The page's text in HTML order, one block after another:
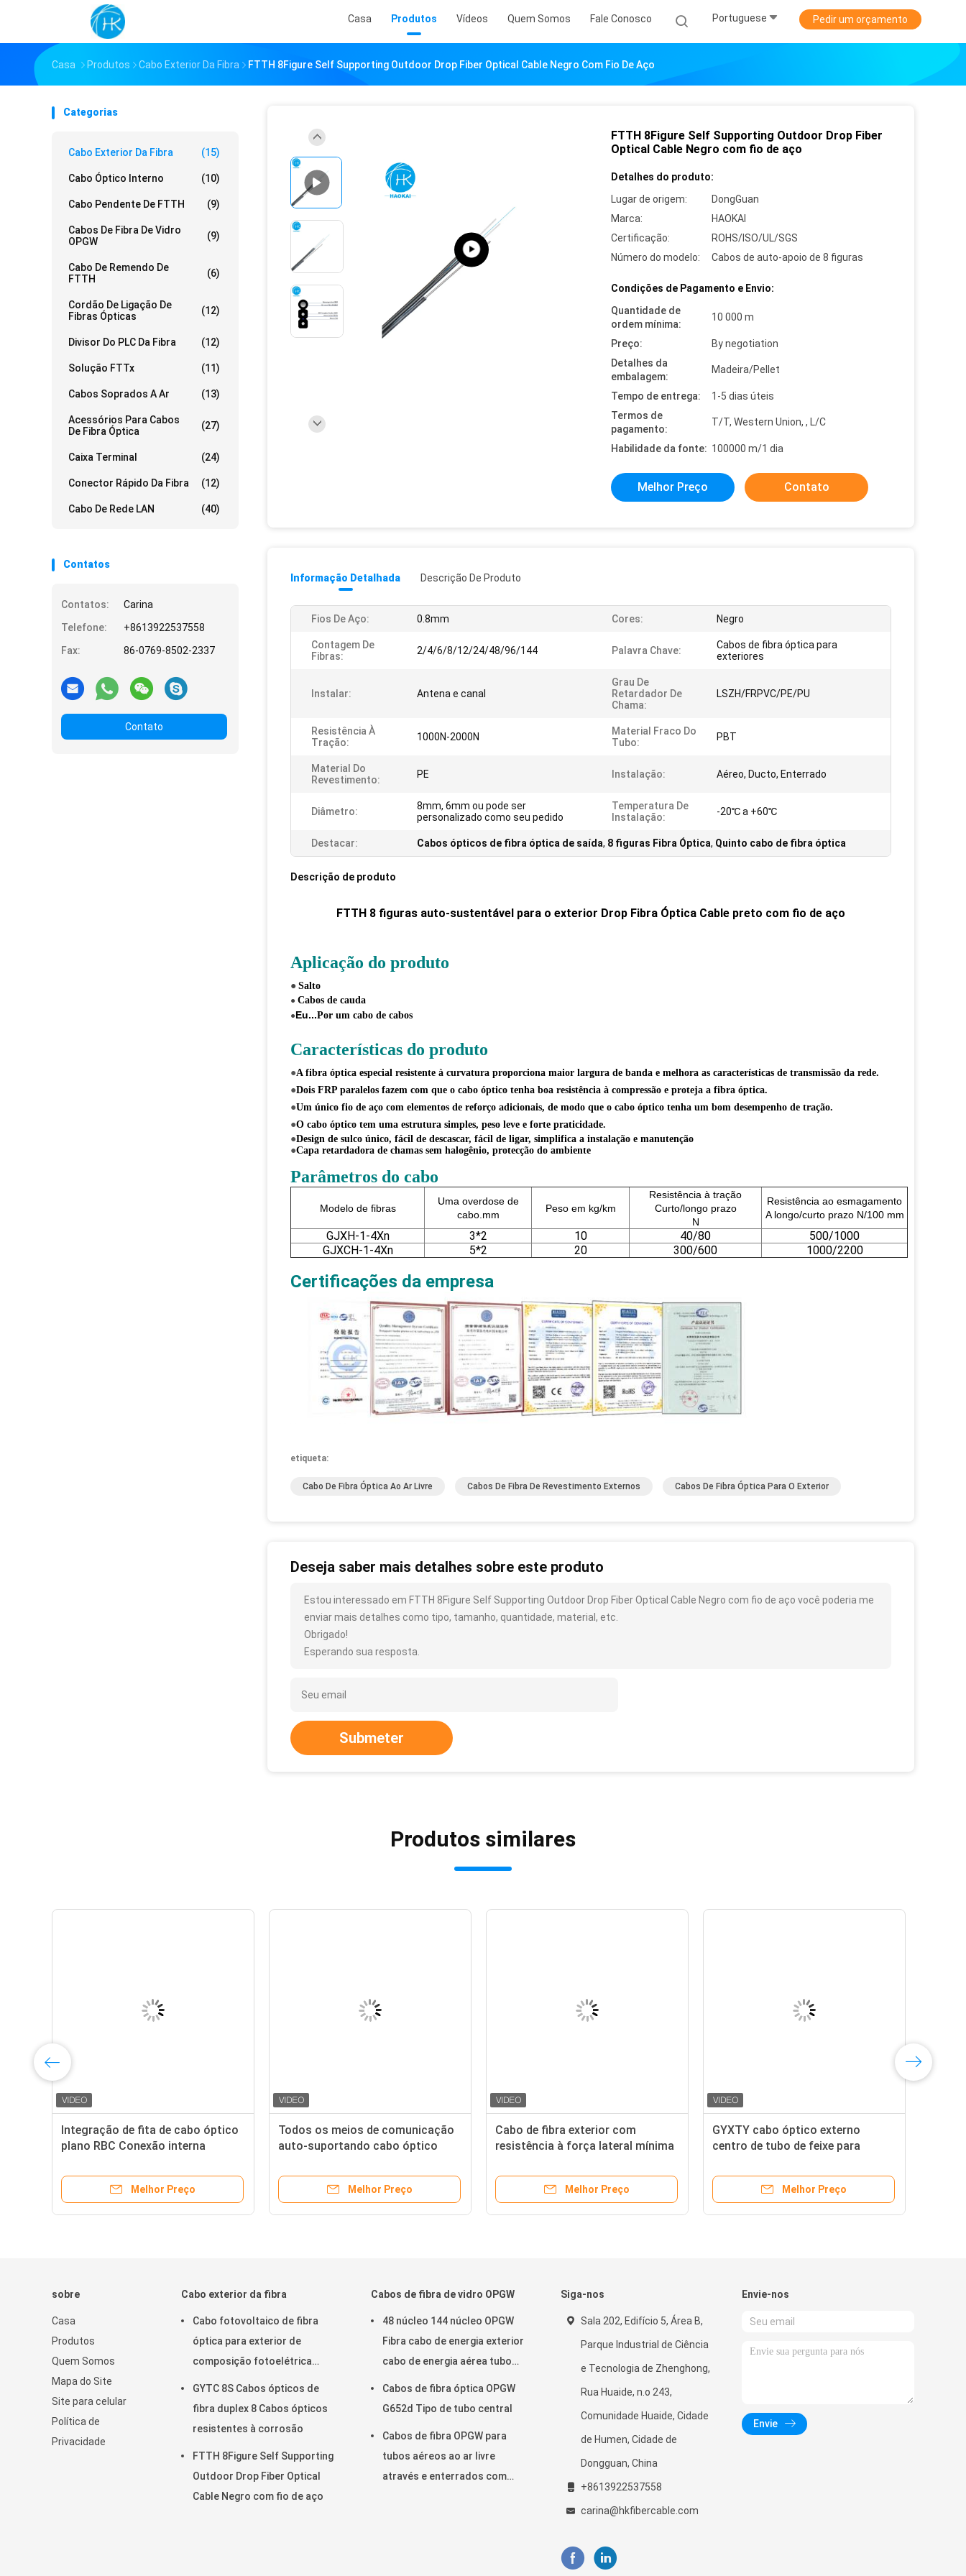
Casa Produtos Vídeos Quem Somos Fale Conosco Portuguese Pedir um orçamento
Casa Produtos Cabo Exterior Da Fibra FTTH 8Figure Self Supporting Outdoor Drop Fiber Optical Cable Negro Com Fio De Aço
Categorias
Cabo Exterior Da Fibra (15)
Cabo Óptico Interno (10)
Cabo Pendente De FTTH (9)
Cabos De Fibra De Vidro
OPGW
(9)
Cabo De Remendo De
FTTH
(6)
Cordão De Ligação De
Fibras Ópticas
(12)
Divisor Do PLC Da Fibra (12)
Solução FTTx (11)
Cabos Soprados A Ar (13)
Acessórios Para Cabos
De Fibra Óptica
(27)
Caixa Terminal (24)
Conector Rápido Da Fibra (12)
Cabo De Rede LAN (40)
Contatos
Contatos:
Carina
Telefone:
+8613922537558
Fax:
86-0769-8502-2337
Contato
FTTH 8Figure Self Supporting Outdoor Drop Fiber
Optical Cable Negro com fio de aço
Detalhes do produto:
Lugar de origem:
DongGuan
Marca:
HAOKAI
Certificação:
ROHS/ISO/UL/SGS
Número do modelo:
Cabos de auto-apoio de 8 figuras
Condições de Pagamento e Envio:
Quantidade de
ordem mínima:
10 000 m
Preço:
By negotiation
Detalhes da
embalagem:
Madeira/Pellet
Tempo de entrega:
1-5 dias úteis
Termos de
pagamento:
T/T, Western Union, , L/C
Habilidade da fonte: 100000 m/1 dia
Melhor Preço Contato
Informação Detalhada Descrição De Produto
Fios De Aço: 0.8mm Cores: Negro
Contagem De
Fibras:
2/4/6/8/12/24/48/96/144 Palavra Chave:
Cabos de fibra óptica para
exteriores
Instalar: Antena e canal
Grau De
Retardador De
Chama:
LSZH/FRPVC/PE/PU
Resistência À
Tração:
1000N-2000N
Material Fraco Do
Tubo:
PBT
Material Do
Revestimento:
PE Instalação: Aéreo, Ducto, Enterrado
Diâmetro:
8mm, 6mm ou pode ser
personalizado como seu pedido
Temperatura De
Instalação:
-20℃ a +60℃
Destacar: Cabos ópticos de fibra óptica de saída, 8 figuras Fibra Óptica, Quinto cabo de fibra óptica
Descrição de produto
FTTH 8 figuras auto-sustentável para o exterior Drop Fibra Óptica Cable preto com fio de aço
Aplicação do produto
● Salto
● Cabos de cauda
●Eu...Por um cabo de cabos
Características do produto
●A fibra óptica especial resistente à curvatura proporciona maior largura de banda e melhora as características de transmissão da rede.
●Dois FRP paralelos fazem com que o cabo óptico tenha boa resistência à compressão e proteja a fibra óptica.
●Um único fio de aço com elementos de reforço adicionais, de modo que o cabo óptico tenha um bom desempenho de tração.
●O cabo óptico tem uma estrutura simples, peso leve e forte praticidade.
●Design de sulco único, fácil de descascar, fácil de ligar, simplifica a instalação e manutenção
●Capa retardadora de chamas sem halogênio, protecção do ambiente
Parâmetros do cabo
Modelo de fibras
Uma overdose de
cabo. mm
Peso em kg/km
Resistência à tração
Curto/longo prazo
N
Resistência ao esmagamento
A longo/curto prazo N/100 mm
GJXH-1-4Xn 3*2 10 40/80
500/1000
GJXCH-1-4Xn
5*2 20 300/600 1000/2200
Certificações da empresa
etiqueta:
Cabo De Fibra Óptica Ao Ar Livre Cabos De Fibra De Revestimento Externos Cabos De Fibra Óptica Para O Exterior
Deseja saber mais detalhes sobre este produto
Estou interessado em FTTH 8Figure Self Supporting Outdoor Drop Fiber Optical Cable Negro com fio de aço você poderia me
enviar mais detalhes como tipo, tamanho, quantidade, material, etc.
Obrigado!
Esperando sua resposta.
Submeter
Produtos similares
Integração de fita de cabo óptico
plano RBC Conexão interna
Melhor Preço
Todos os meios de comunicação
auto-suportando cabo óptico
Melhor Preço
Cabo de fibra exterior com
resistência à força lateral mínima
Melhor Preço
GYXTY cabo óptico externo
centro de tubo de feixe para
Melhor Preço
sobre
Casa
Produtos
Quem Somos
Mapa do Site
Site para celular
Política de
Privacidade
Cabo exterior da fibra
Cabo fotovoltaico de fibra
óptica para exterior de
composição fotoelétrica
GYTC 8S Cabos ópticos de
fibra duplex 8 Cabos ópticos
resistentes à corrosão
FTTH 8Figure Self Supporting
Outdoor Drop Fiber Optical
Cable Negro com fio de aço
Cabos de fibra de vidro OPGW
48 núcleo 144 núcleo OPGW
Fibra cabo de energia exterior
cabo de energia aérea tubo
Cabos de fibra óptica OPGW
G652d Tipo de tubo central
Cabos de fibra OPGW para
tubos aéreos ao ar livre
através e enterrados com
Siga-nos
Sala 202, Edifício 5, Área B,
Parque Industrial de Ciência
e Tecnologia de Zhenghong,
Rua Huaide, n.o 243,
Comunidade Huaide, Cidade
de Humen, Cidade de
Dongguan, China
+8613922537558
carina@hkfibercable.com
Envie-nos
Envie